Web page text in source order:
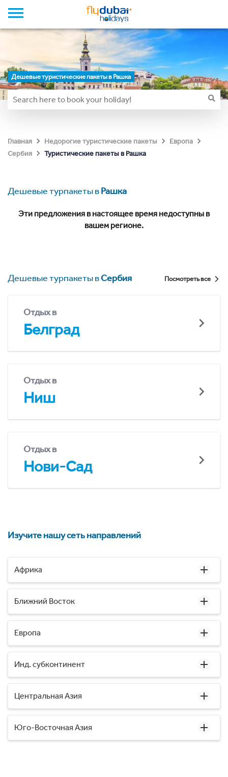
Дешевые туристические пакеты в Рашка
Главная Недорогие туристические пакеты
Европа
Сербия
Туристические пакеты в Рашка
Дешевые турпакеты вРашка
Эти предложения в настоящее время недоступны в
вашем регионе.
Дешевые турпакеты вСербия Посмотреть все
Отдых в
Белград
Отдых в
Ниш
Отдых в
Нови-Сад
Изучите нашу сеть направлений
Африка
Ближний Восток
Европа
Инд. субконтинент
Центральная Азия
Юго-Восточная Азия